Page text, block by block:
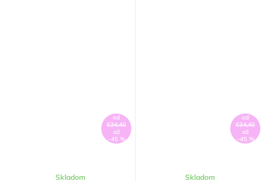
od
€34,40
až
–45 %
Skladom
od
€34,40
až
–45 %
Skladom